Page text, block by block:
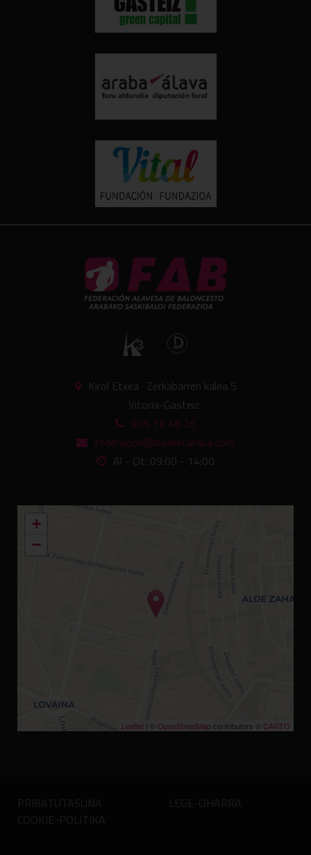
Kirol Etxea · Zerkabarren kalea 5
Vitoria-Gasteiz
945 14 46 26
federacion@basketaraba.com
Al - Ot: 09:00 - 14:00
+
−
Leaflet | © OpenStreetMapcontributors © CARTO
PRIBATUTASUNA
LEGE-OHARRA
COOKIE-POLITIKA